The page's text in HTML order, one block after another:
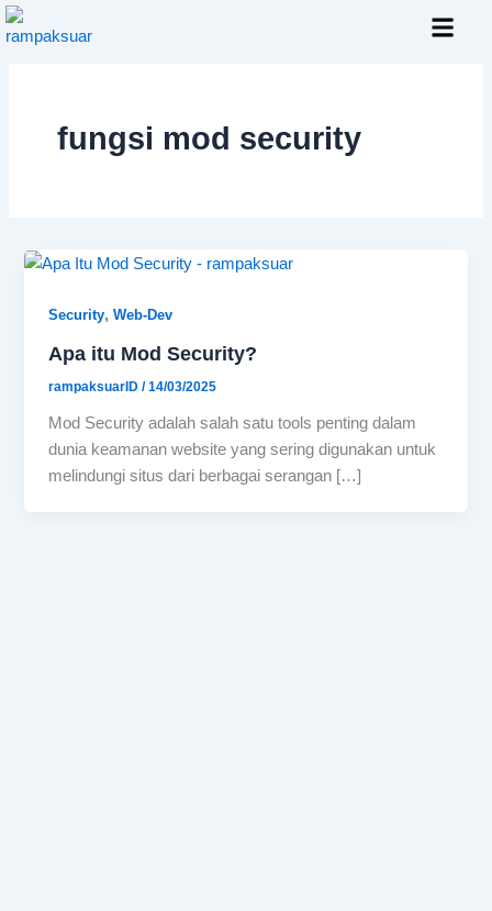
Skip
to
fungsi mod security
Security,Web-Dev
Apa itu Mod Security?
rampaksuarID/14/03/2025
Mod Security adalah salah satu tools penting dalam
dunia keamanan website yang sering digunakan untuk
melindungi situs dari berbagai serangan […]